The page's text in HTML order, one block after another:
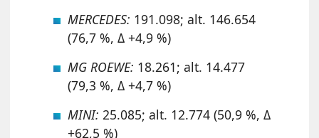
MERCEDES: 191.098; alt. 146.654
(76,7 %, Δ +4,9 %)
MG ROEWE: 18.261; alt. 14.477
(79,3 %, Δ +4,7 %)
MINI: 25.085; alt. 12.774 (50,9 %, Δ
+62,5 %)